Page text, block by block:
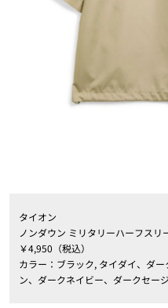
タイオン
ノンダウン ミリタリーハーフスリ
￥4,950（税込）
カラー：ブラック, タイダイ、ダ
ン、ダークネイビー、ダークセー